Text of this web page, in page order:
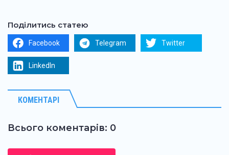
Поділитись статею
Facebook Telegram Twitter
LinkedIn
КОМЕНТАРІ
Всього коментарів: 0